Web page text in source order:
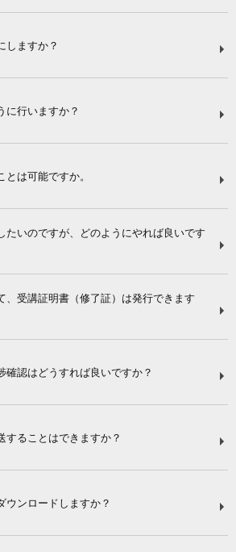
しますか？
に行いますか？
は可能ですか。
たいのですが、どのようにやれば良いです
、受講証明書（修了証）は発行できます
確認はどうすれば良いですか？
することはできますか？
ウンロードしますか？